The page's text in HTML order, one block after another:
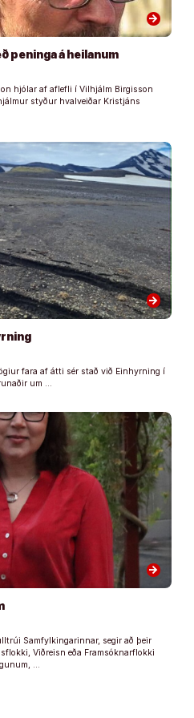
arrow_forward
peninga á heilanum
hjólar af aflefli í Vilhjálm Birgisson
styður hvalveiðar Kristjáns
arrow_forward
fara af átti sér stað við Einhyrning í
um …
arrow_forward
Samfylkingarinnar, segir að þeir
Viðreisn eða Framsóknarflokki
…